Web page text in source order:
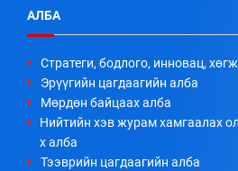
АЛБА
Стратеги, бодлого, инновац,
Эрүүгийн цагдаагийн алба
Мөрдөн байцаах алба
Нийтийн хэв журам хамгаалах
х алба
Тээврийн цагдаагийн алба